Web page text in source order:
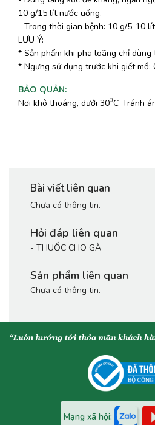
10 g/15 lít nước uống.
- Trong thời gian bệnh: 10 g/5-10
LƯU Ý:
* Sản phẩm khi pha loãng chỉ dùng
* Ngưng sử dụng trước khi giết mổ:
BẢO QUẢN:
Nơi khô thoáng, dưới 300C. Tránh
Bài viết liên quan
Chưa có thông tin.
Hỏi đáp liên quan
- THUỐC CHO GÀ
Sản phẩm liên quan
Chưa có thông tin.
Mạng xã hội: